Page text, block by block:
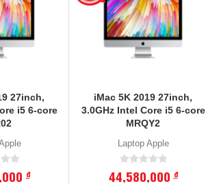
27inch,
i5 6-core
đ
iMac 5K 2019 27inch,
3.0GHz Intel Core i5 6-core
MRQY2
Laptop Apple
44,580,000đ